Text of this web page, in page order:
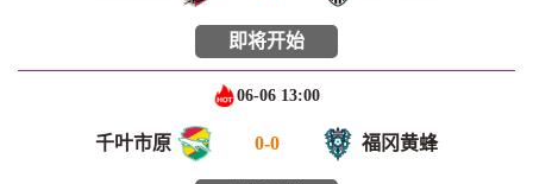
即将开始
06-06 13:00
千叶市原 0-0 福冈黄蜂